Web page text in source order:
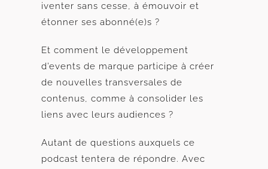
iventer sans cesse, à émouvoir et
étonner ses abonné(e)s ?
Et comment le développement
d’events de marque participe à créer
de nouvelles transversales de
contenus, comme à consolider les
liens avec leurs audiences ?
Autant de questions auxquels ce
podcast tentera de répondre. Avec